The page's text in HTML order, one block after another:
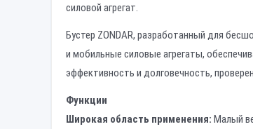
силовой агрегат.
Бустер ZONDAR, разработанный для
и мобильные силовые агрегаты,
эффективность и долговечность,
Функции
Широкая область применения: Малый